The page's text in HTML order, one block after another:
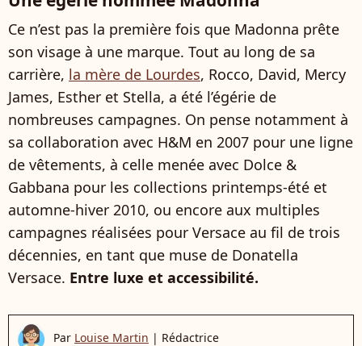
Ce n’est pas la première fois que Madonna prête
son visage à une marque. Tout au long de sa
carrière, la mère de Lourdes, Rocco, David, Mercy
James, Esther et Stella, a été l’égérie de
nombreuses campagnes. On pense notamment à
sa collaboration avec H&M en 2007 pour une ligne
de vêtements, à celle menée avec Dolce &
Gabbana pour les collections printemps-été et
automne-hiver 2010, ou encore aux multiples
campagnes réalisées pour Versace au fil de trois
décennies, en tant que muse de Donatella
Versace. Entre luxe et accessibilité.
Par Louise Martin | Rédactrice